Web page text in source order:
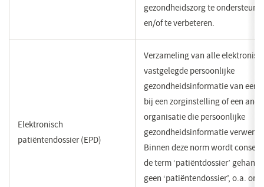
gezondheidszorg te
en/of te verbeteren.
​Elektronisch
patiëntendossier (EPD)
​Verzameling van alle
vastgelegde persoonlijke
gezondheidsinformatie van een
bij een zorginstelling of een
organisatie die persoonlijke
gezondheidsinformatie verwerkt
Binnen deze norm wordt
de term ‘patiëntdossier’
geen ‘patiëntendossier’, o.a. om